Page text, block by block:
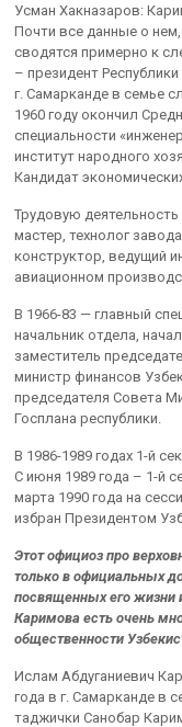
Усман Хакназаров:
Почти все данные о
сводятся примерно к
– президент
г. Самарканде в семье
1960 году окончил
специальности
институт народного
Кандидат
Трудовую
мастер, технолог
конструктор, ведущий
авиационном
В 1966-83 — главный
начальник отдела,
заместитель
министр финансов
председателя Совета
Госплана республики.
В 1986-1989 годах 1-й
C июня 1989 года – 1-й
марта 1990 года на
избран Президентом
Этот официоз про
только в официальных
посвященных его жизни
Каримова есть очень
общественности
Ислам Абдуганиевич
года в г. Самарканде в
таджички Санобар